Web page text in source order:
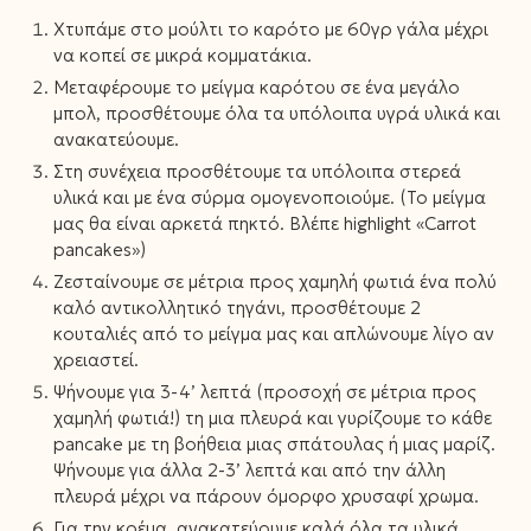
Χτυπάμε στο μούλτι το καρότο με 60γρ γάλα μέχρι
να κοπεί σε μικρά κομματάκια.
Μεταφέρουμε το μείγμα καρότου σε ένα μεγάλο
μπολ, προσθέτουμε όλα τα υπόλοιπα υγρά υλικά και
ανακατεύουμε.
Στη συνέχεια προσθέτουμε τα υπόλοιπα στερεά
υλικά και με ένα σύρμα ομογενοποιούμε. (Το μείγμα
μας θα είναι αρκετά πηκτό. Βλέπε highlight «Carrot
pancakes»)
Ζεσταίνουμε σε μέτρια προς χαμηλή φωτιά ένα πολύ
καλό αντικολλητικό τηγάνι, προσθέτουμε 2
κουταλιές από το μείγμα μας και απλώνουμε λίγο αν
χρειαστεί.
Ψήνουμε για 3-4’ λεπτά (προσοχή σε μέτρια προς
χαμηλή φωτιά!) τη μια πλευρά και γυρίζουμε το κάθε
pancake με τη βοήθεια μιας σπάτουλας ή μιας μαρίζ.
Ψήνουμε για άλλα 2-3’ λεπτά και από την άλλη
πλευρά μέχρι να πάρουν όμορφο χρυσαφί χρωμα.⁣